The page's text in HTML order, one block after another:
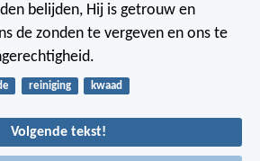
belijden, Hij is getrouw en
de zonden te vergeven en ons te
reiniging kwaad
Volgende tekst!